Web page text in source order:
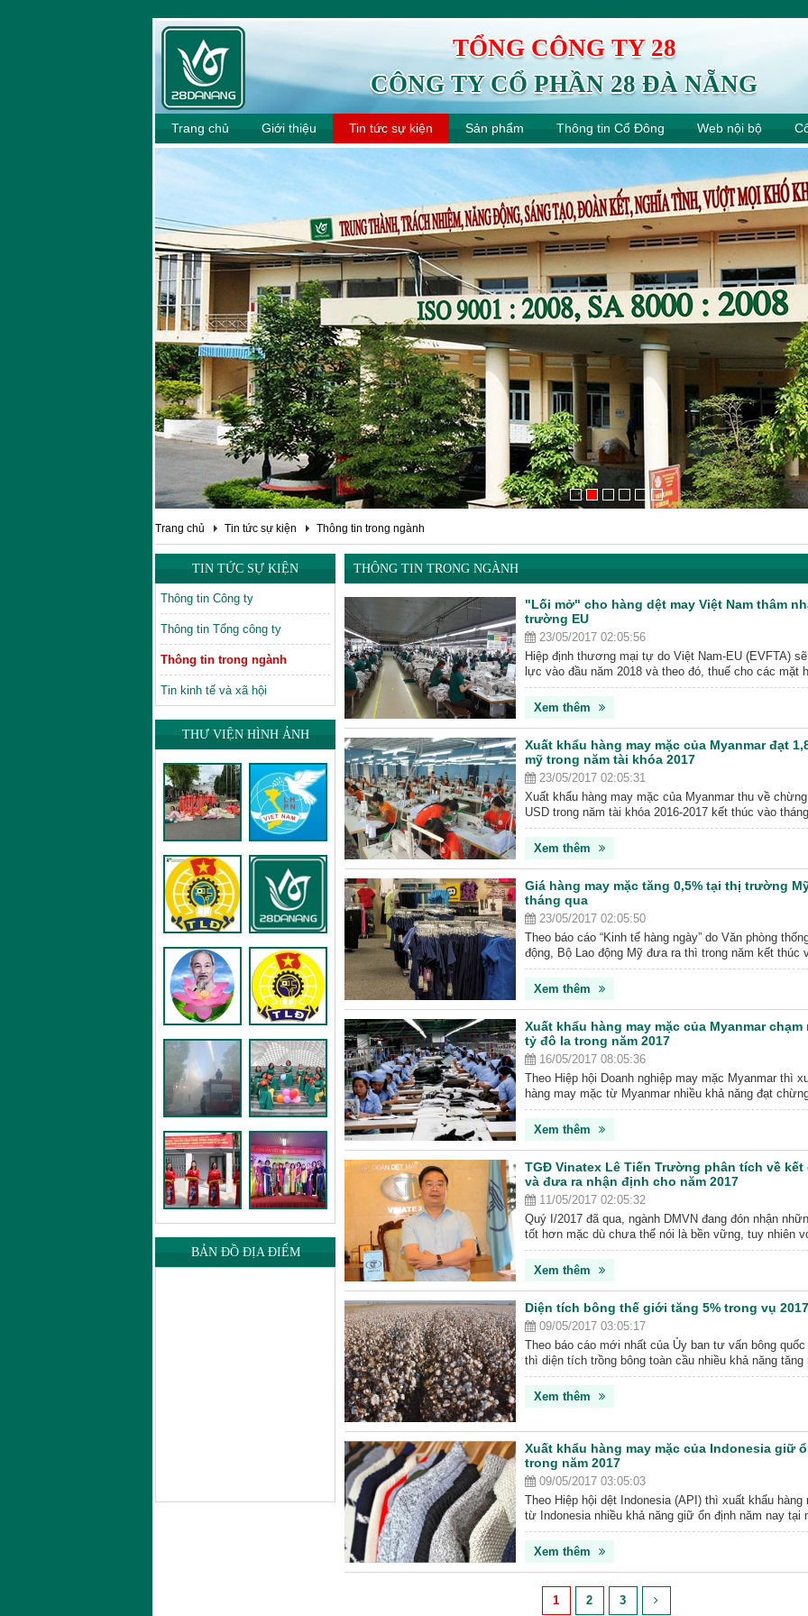
TỔNG CÔNG TY 28
CÔNG TY CỔ PHẦN 28 ĐÀ NẴNG
Trang chủ Giới thiệu Tin tức sự kiện Sản phẩm Thông tin Cổ Đông Web nội bộ
Trang chủ Tin tức sự kiện Thông tin trong ngành
TIN TỨC SỰ KIỆN
Thông tin Công ty
Thông tin Tổng công ty
Thông tin trong ngành
Tin kinh tế và xã hội
THƯ VIỆN HÌNH ẢNH
BẢN ĐỒ ĐỊA ĐIỂM
THÔNG TIN TRONG NGÀNH
"Lối mở" cho hàng dệt may Việt Nam thâm
trường EU
23/05/2017 02:05:56
Hiệp định thương mại tự do Việt Nam-EU (EVFTA)
lực vào đầu năm 2018 và theo đó, thuế cho các mặt
mặc của Việt Nam khi xuất khẩu sang thị trường
giảm dần về 0% trong khoảng 7 năm.
Xem thêm
Xuất khẩu hàng may mặc của Myanmar đạt
mỹ trong năm tài khóa 2017
23/05/2017 02:05:31
Xuất khẩu hàng may mặc của Myanmar thu về
USD trong năm tài khóa 2016-2017 kết thúc vào
Myanmar xuất khẩu chừng 33% hàng may mặc tới
tiếp theo đó là 25% tới EU. Nước này cũng cung cấp
Xem thêm
Giá hàng may mặc tăng 0,5% tại thị trường
tháng qua
23/05/2017 02:05:50
Theo báo cáo “Kinh tế hàng ngày” do Văn phòng
động, Bộ Lao động Mỹ đưa ra thì trong năm kết thúc
4/2017, Chỉ số giá tiêu dùng cho chỉ số hàng may
người tiêu dùng thành thị (CPI-U) đã tăng 0,5% tại thị
Xem thêm
Xuất khẩu hàng may mặc của Myanmar chạm
tỷ đô la trong năm 2017
16/05/2017 08:05:36
Theo Hiệp hội Doanh nghiệp may mặc Myanmar thì
hàng may mặc từ Myanmar nhiều khả năng đạt
la năm nay, do các công ty địa phương nhận được
đơn hàng từ EU và Nhật Bản. Đơn hàng may mặc từ
Xem thêm
TGĐ Vinatex Lê Tiến Trường phân tích về kết
và đưa ra nhận định cho năm 2017
11/05/2017 02:05:32
Quý I/2017 đã qua, ngành DMVN đang đón nhận
tốt hơn mặc dù chưa thể nói là bền vững, tuy nhiên
USD KNXK thì VN đang đạt tốc độ tăng trưởng........
Xem thêm
Diện tích bông thế giới tăng 5% trong vụ
09/05/2017 03:05:17
Theo báo cáo mới nhất của Ủy ban tư vấn bông quốc
thì diện tích trồng bông toàn cầu nhiều khả năng tăng
vụ 2017-2018 lên tới 30,8 triệu hecta, do giá cao
2017 sẽ khuyến khích nông dân gieo trồng bông. Tuy
Xem thêm
Xuất khẩu hàng may mặc của Indonesia giữ
trong năm 2017
09/05/2017 03:05:03
Theo Hiệp hội dệt Indonesia (API) thì xuất khẩu hàng
từ Indonesia nhiều khả năng giữ ổn định năm nay tại
đô la, giống như mức đạt được của năm 2016. Việc
hàng chục kho ngoại quan trong những tháng gần đây
Xem thêm
1 2 3